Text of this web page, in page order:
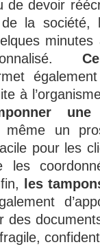
de devoir
de la société,
à
une
même un
pour les
les
les
des